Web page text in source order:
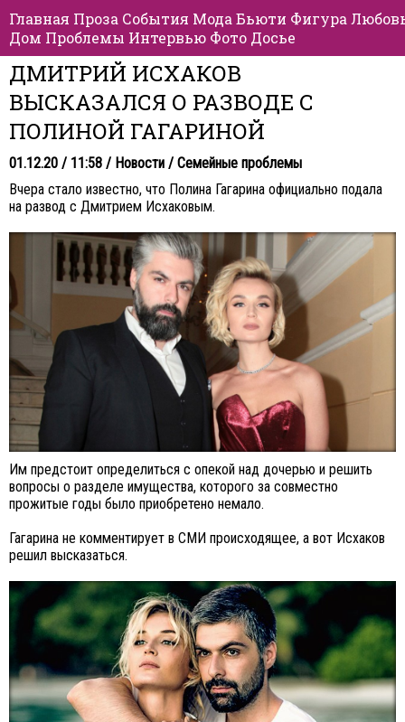
Главная Проза События Мода Бьюти Фигура
Дом Проблемы Интервью Фото Досье
ДМИТРИЙ ИСХАКОВ
ВЫСКАЗАЛСЯ О РАЗВОДЕ С
ПОЛИНОЙ ГАГАРИНОЙ
01.12.20 / 11:58 / Новости / Семейные проблемы
Вчера стало известно, что Полина Гагарина официально подала
на развод с Дмитрием Исхаковым.
Им предстоит определиться с опекой над дочерью и решить
вопросы о разделе имущества, которого за совместно
прожитые годы было приобретено немало.
Гагарина не комментирует в СМИ происходящее, а вот Исхаков
решил высказаться.